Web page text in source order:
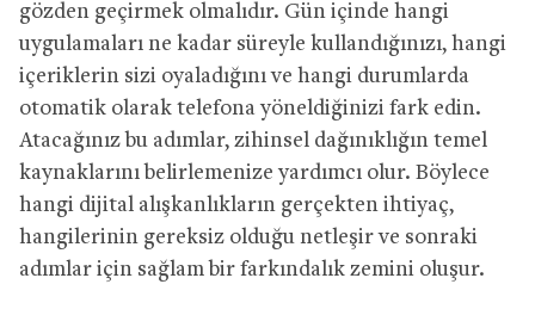
gözden geçirmek olmalıdır. Gün içinde hangi
uygulamaları ne kadar süreyle kullandığınızı, hangi
içeriklerin sizi oyaladığını ve hangi durumlarda
otomatik olarak telefona yöneldiğinizi fark edin.
Atacağınız bu adımlar, zihinsel dağınıklığın temel
kaynaklarını belirlemenize yardımcı olur. Böylece
hangi dijital alışkanlıkların gerçekten ihtiyaç,
hangilerinin gereksiz olduğu netleşir ve sonraki
adımlar için sağlam bir farkındalık zemini oluşur.